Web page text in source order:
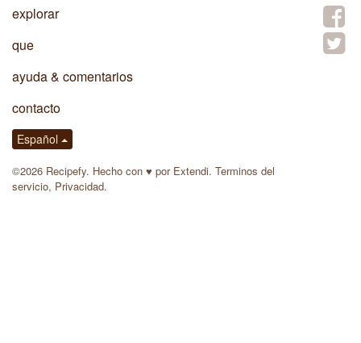
explorar
que
ayuda & comentarios
contacto
Español
©2026 Recipefy. Hecho con ♥ por Extendi. Terminos del
servicio, Privacidad.